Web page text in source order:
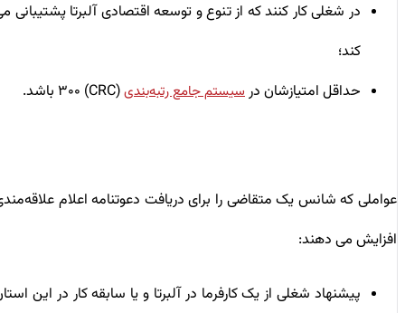
در شغلی کار کنند که از تنوع و توسعه اقتصادی آلبرتا پشتیبانی می
کند؛
حداقل امتیازشان درسیستم جامع رتبه‌بندی(CRC) ۳۰۰ باشد.
عواملی که شانس یک متقاضی را برای دریافت دعوتنامه اعلام علاقه‌مندی
افزایش می دهند:
پیشنهاد شغلی از یک کارفرما در آلبرتا و یا سابقه کار در این استان